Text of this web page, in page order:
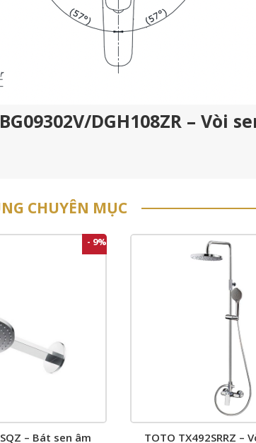
DGH108ZR – Vòi
CHUYÊN MỤC
- 9%
– Bát sen âm
TOTO TX492SRRZ –